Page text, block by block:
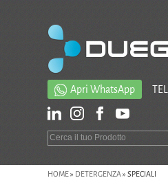
Apri WhatsApp TEL.
HOME» DETERGENZA» SPECIALI